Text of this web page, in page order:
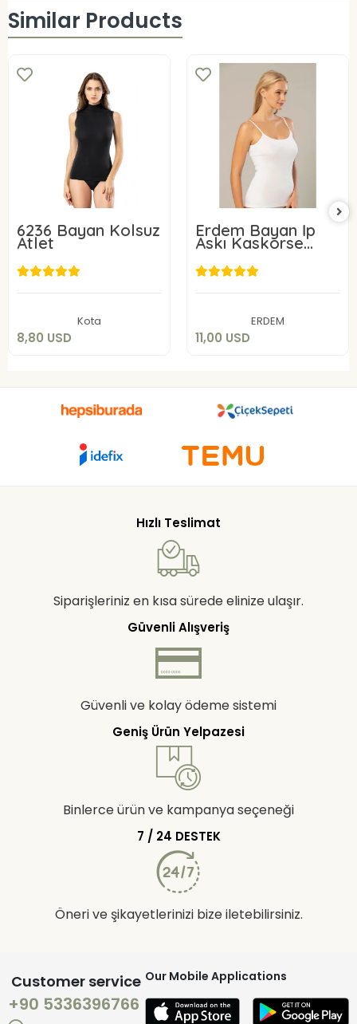
Similar Products
6236 Bayan Kolsuz
Atlet
Kota
8,80 USD
8,80 USD
Erdem Bayan İp
Askı Kaskorse
Atlet 2153
ERDEM
11,00 USD
11,00 USD
Hızlı Teslimat
Siparişleriniz en kısa sürede elinize ulaşır.
Güvenli Alışveriş
Güvenli ve kolay ödeme sistemi
Geniş Ürün Yelpazesi
Binlerce ürün ve kampanya seçeneği
7 / 24 DESTEK
Öneri ve şikayetlerinizi bize iletebilirsiniz.
Customer service
+90 5336396766
Our Mobile Applications